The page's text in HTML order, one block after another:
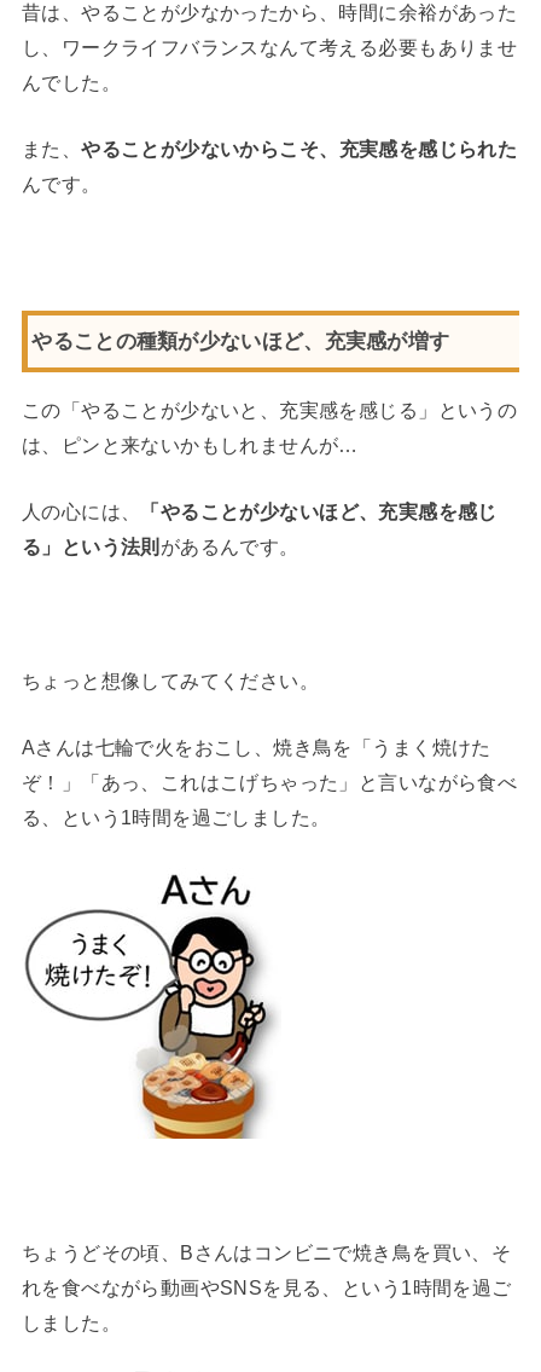
昔は、やることが少なかったから、時間に余裕があった
し、ワークライフバランスなんて考える必要もありませ
んでした。
また、やることが少ないからこそ、充実感を感じられた
んです。
やることの種類が少ないほど、充実感が増す
この「やることが少ないと、充実感を感じる」というの
は、ピンと来ないかもしれませんが…
人の心には、
「やることが少ないほど、充実感を感じ
る」という法則 があるんです。
ちょっと想像してみてください。
Aさんは七輪で火をおこし、焼き鳥を「うまく焼けた
ぞ！」「あっ、これはこげちゃった」と言いながら食べ
る、という1時間を過ごしました。
ちょうどその頃、Bさんはコンビニで焼き鳥を買い、そ
れを食べながら動画やSNSを見る、という1時間を過ご
しました。